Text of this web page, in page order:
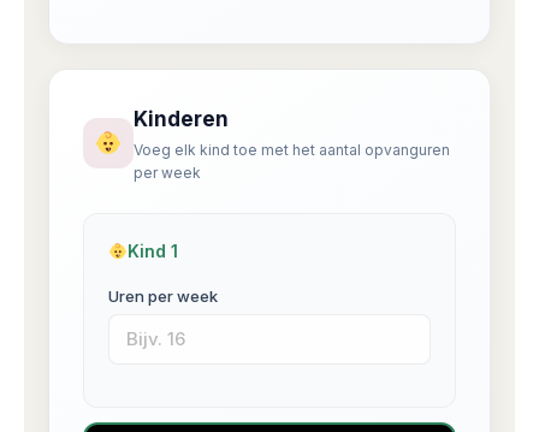
Kinderen
Voeg elk kind toe met het aantal opvanguren
per week
Kind 1
Uren per week